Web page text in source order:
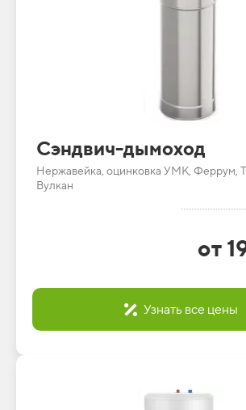
Сэндвич-дымоход
Нержавейка, оцинковка УМК, Феррум,
Вулкан
от
Узнать все цены